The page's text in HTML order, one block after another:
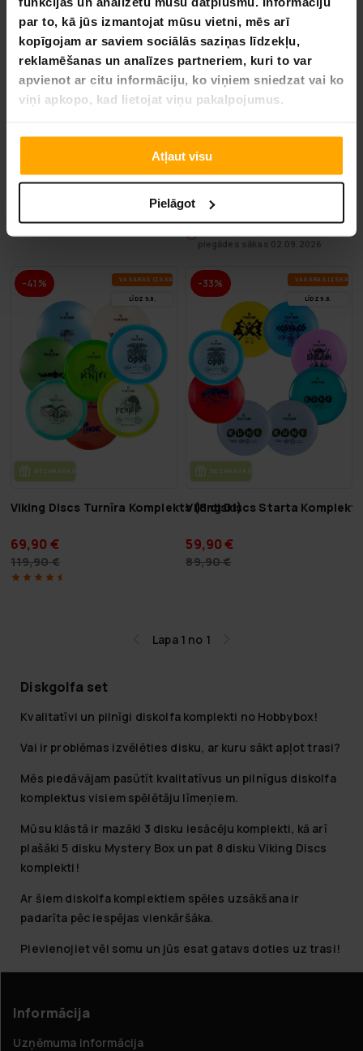
par to, kā jūs izmantojat mūsu vietni, mēs arī
kopīgojam ar saviem sociālās saziņas līdzekļu,
reklamēšanas un analīzes partneriem, kuri to var
apvienot ar citu informāciju, ko viņiem sniedzat vai ko
viņi apkopo, kad lietojat viņu pakalpojumus.
Atļaut visu
Pielāgot
9,90 €
BEZ­MAK­SAS PIE­GĀ­DE
79,90 €
99,90 €
piegādes sākas 02.09.2026
-41% VA­SA­RAS IZ­SKA­ŅA
LĪDZ 9.8.
BEZ­MAK­SAS PIE­GĀ­DE
Viking Discs Turnīra Komplekts (8 diski)
69,90 €
119,90 €
-33% VA­SA­RAS IZ­SKA­ŅA
LĪDZ 9.8.
BEZ­MAK­SAS PIE­GĀ­DE
Viking Discs Starta
59,90 €
89,90 €
Lapa 1 no 1
Diskgolfa set
Kvalitatīvi un pilnīgi diskolfa komplekti no Hobbybox!
Vai ir problēmas izvēlēties disku, ar kuru sākt apļot trasi?
Mēs piedāvājam pasūtīt kvalitatīvus un pilnīgus diskolfa
komplektus visiem spēlētāju līmeņiem.
Mūsu klāstā ir mazāki 3 disku iesācēju komplekti, kā arī
plašāki 5 disku Mystery Box un pat 8 disku Viking Discs
komplekti!
Ar šiem diskolfa komplektiem spēles uzsākšana ir
padarīta pēc iespējas vienkāršāka.
Pievienojiet vēl somu un jūs esat gatavs doties uz trasi!
Informācija
Uzņēmuma informācija